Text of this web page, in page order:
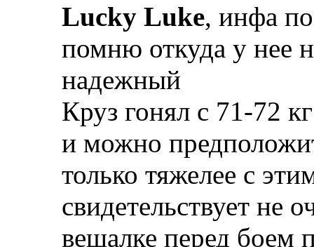
Lucky Luke, инфа
помню откуда у нее
надежный
Круз гонял с 71-72
и можно
только тяжелее с
свидетельствует не
вешалке перед боем